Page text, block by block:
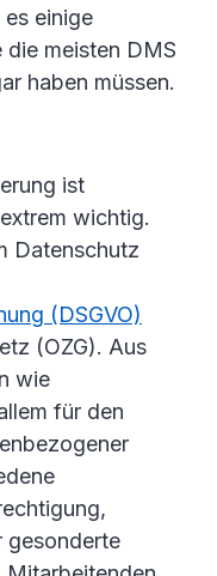
einige
meisten DMS
haben müssen.
ist
wichtig.
Datenschutz
(DSGVO)
(OZG). Aus
wie
für den
gesonderte